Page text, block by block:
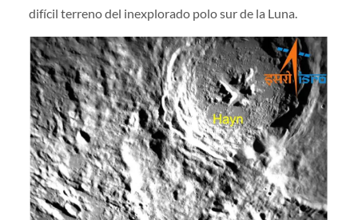
difícil terreno del inexplorado polo sur de la Luna.